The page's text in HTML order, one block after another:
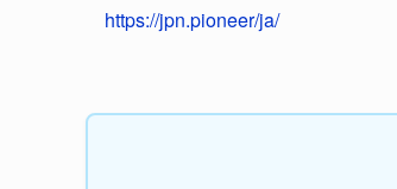
https://jpn.pioneer/ja/